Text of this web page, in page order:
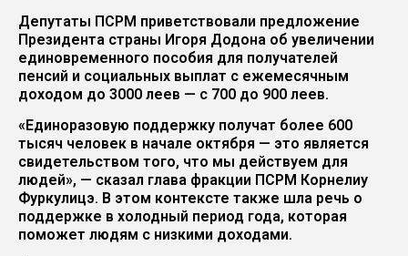
Депутаты ПСРМ приветствовали предложение
Президента страны Игоря Додона об увеличении
единовременного пособия для получателей
пенсий и социальных выплат с ежемесячным
доходом до 3000 леев — с 700 до 900 леев.
«Единоразовую поддержку получат более 600
тысяч человек в начале октября — это является
свидетельством того, что мы действуем для
людей», — сказал глава фракции ПСРМ Корнелиу
Фуркулицэ. В этом контексте также шла речь о
поддержке в холодный период года, которая
поможет людям с низкими доходами.